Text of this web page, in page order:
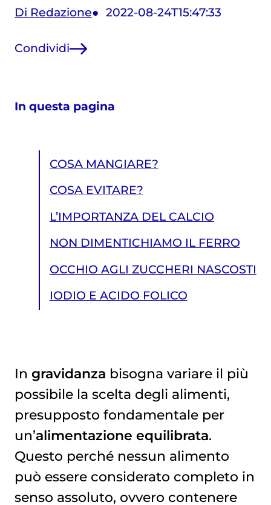
Di Redazione 2022-08-24T15:47:33
Condividi
In questa pagina
COSA MANGIARE?
COSA EVITARE?
L’IMPORTANZA DEL CALCIO
NON DIMENTICHIAMO IL FERRO
OCCHIO AGLI ZUCCHERI NASCOSTI
IODIO E ACIDO FOLICO
IODIO E ACIDO FOLICO
In gravidanza bisogna variare il più
possibile la scelta degli alimenti,
presupposto fondamentale per
un’alimentazione equilibrata.
Questo perché nessun alimento
può essere considerato completo in
senso assoluto, ovvero contenere